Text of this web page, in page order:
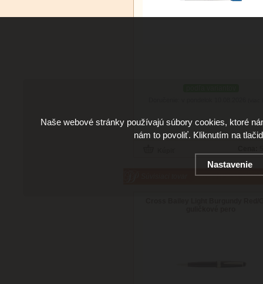
Naše webové stránky používajú súbory cookies, ktoré
nám to povoliť. Kliknutím na
Nastavenie